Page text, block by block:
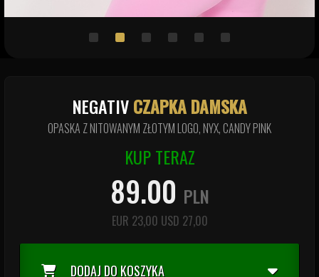
NEGATIVCZAPKA DAMSKA
OPASKA Z NITOWANYM ZŁOTYM LOGO, NYX, CANDY PINK
KUP TERAZ
89.00 PLN
EUR 23,00 USD 27,00
DODAJ DO KOSZYKA